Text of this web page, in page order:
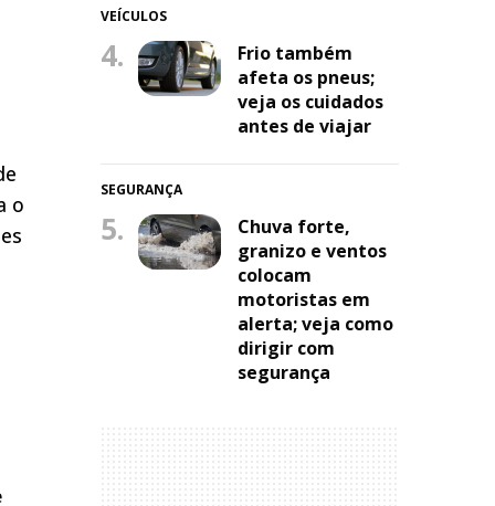
o
VEÍCULOS
4.
Frio também
afeta os pneus;
veja os cuidados
antes de viajar
SEGURANÇA
5.
Chuva forte,
granizo e ventos
colocam
motoristas em
alerta; veja como
dirigir com
segurança